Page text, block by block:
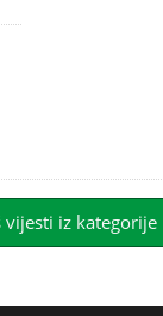
vijesti iz kategorije